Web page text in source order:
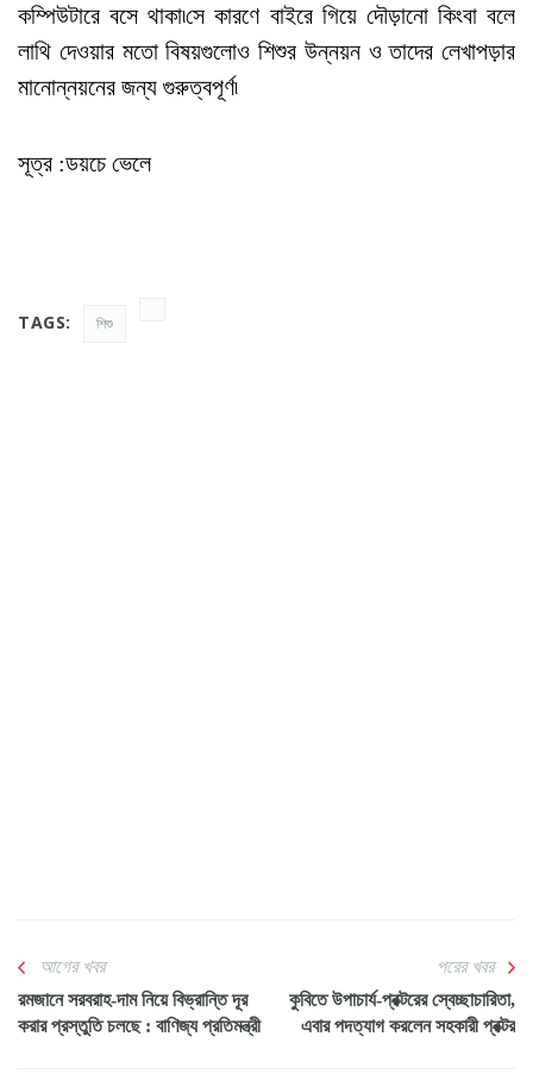
কম্পিউটারে বসে থাকা৷সে কারণে বাইরে গিয়ে দৌড়ানো কিংবা বলে
লাথি দেওয়ার মতো বিষয়গুলোও শিশুর উন্নয়ন ও তাদের লেখাপড়ার
মানোন্নয়নের জন্য গুরুত্বপূর্ণ৷
সূত্র :ডয়চে ভেলে
TAGS: শিশু
আগের খবর
রমজানে সরবরাহ-দাম নিয়ে বিভ্রান্তি দূর
করার প্রস্তুতি চলছে : বাণিজ্য প্রতিমন্ত্রী
পরের খবর
কুবিতে উপাচার্য-প্রক্টরের স্বেচ্ছাচারিতা,
এবার পদত্যাগ করলেন সহকারী প্রক্টর